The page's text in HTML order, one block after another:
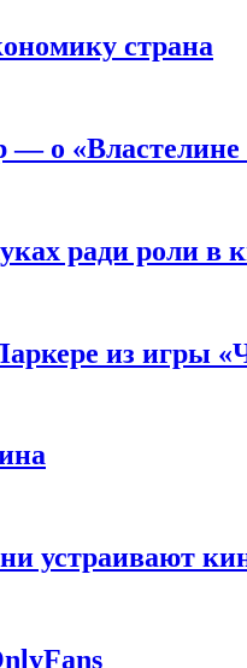
страна
о «Властелине
ради роли в
из игры
устраивают